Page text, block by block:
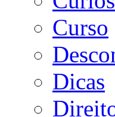
Curso
Dicas